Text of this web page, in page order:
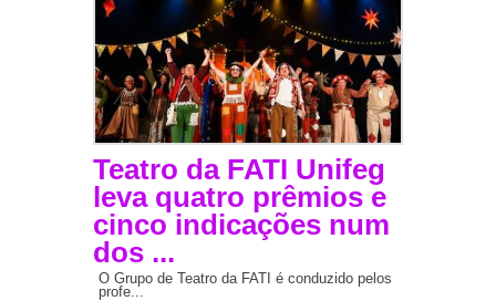
Teatro da FATI Unifeg
leva quatro prêmios e
cinco indicações num
dos ...
O Grupo de Teatro da FATI é conduzido pelos
profe...